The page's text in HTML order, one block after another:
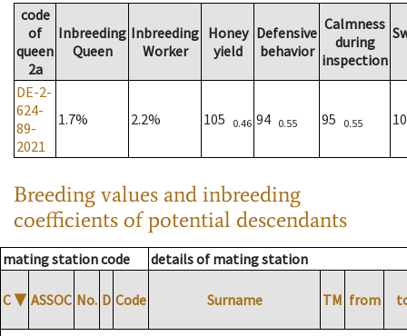
code
of
queen
2a
Inbreeding
Queen
Inbreeding
Worker
Honey
yield
Defensive
behavior
Calmness
during
inspection
DE-2-
624-
89-
2021
1.7% 2.2% 105 0.46 94 0.55 95 0.55
Breeding values and inbreeding
coefficients of potential descendants
mating station code details of mating station
C ▼ ASSOC No. D Code Surname TM from